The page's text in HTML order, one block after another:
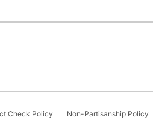
कार्यों में न
Check Policy Non-Partisanship Policy